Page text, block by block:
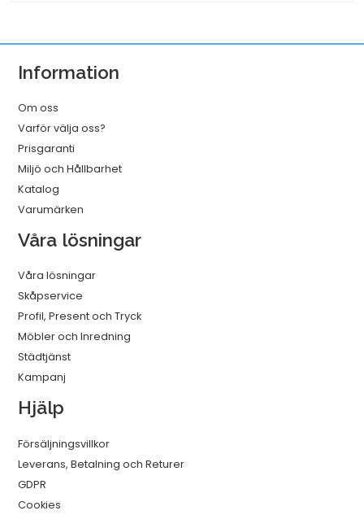
C
2.0
1m
mängd
Information
Om oss
Varför välja oss?
Prisgaranti
Miljö och Hållbarhet
Katalog
Varumärken
Våra lösningar
Våra lösningar
Skåpservice
Profil, Present och Tryck
Möbler och Inredning
Städtjänst
Kampanj
Hjälp
Försäljningsvillkor
Leverans, Betalning och Returer
GDPR
Cookies